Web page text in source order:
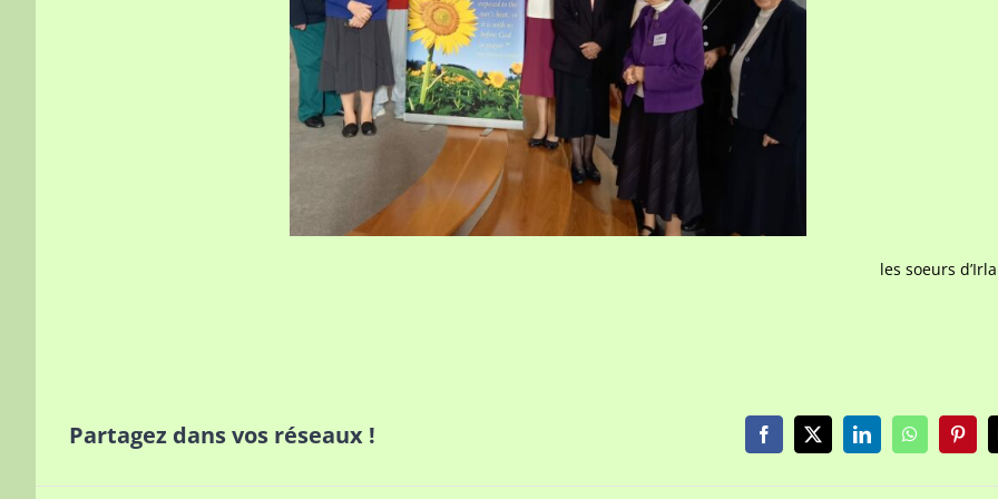
les soeurs
Partagez dans vos réseaux ! Facebook
X LinkedInWhatsApp